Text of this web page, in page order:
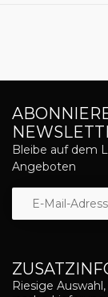
Riesige
Bleibe auf dem
Angeboten